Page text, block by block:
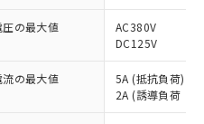
の最大値
AC380V
DC125V
の最大値
5A (抵抗負荷)
2A (誘導負荷（